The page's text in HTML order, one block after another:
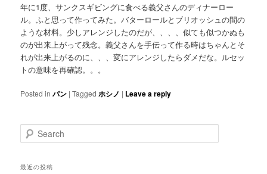
年に1度、サンクスギビングに食べる義父さんのディナーロー
ル。ふと思って作ってみた。バターロールとブリオッシュの間の
ような材料。少しアレンジしたのだが、、、、似ても似つかぬも
のが出来上がって残念。義父さんを手伝って作る時はちゃんとそ
れが出来上がるのに、、、変にアレンジしたらダメだな。ルセッ
トの意味を再確認。。。
Posted in パン |Tagged ホシノ | Leave a reply
Search
最近の投稿